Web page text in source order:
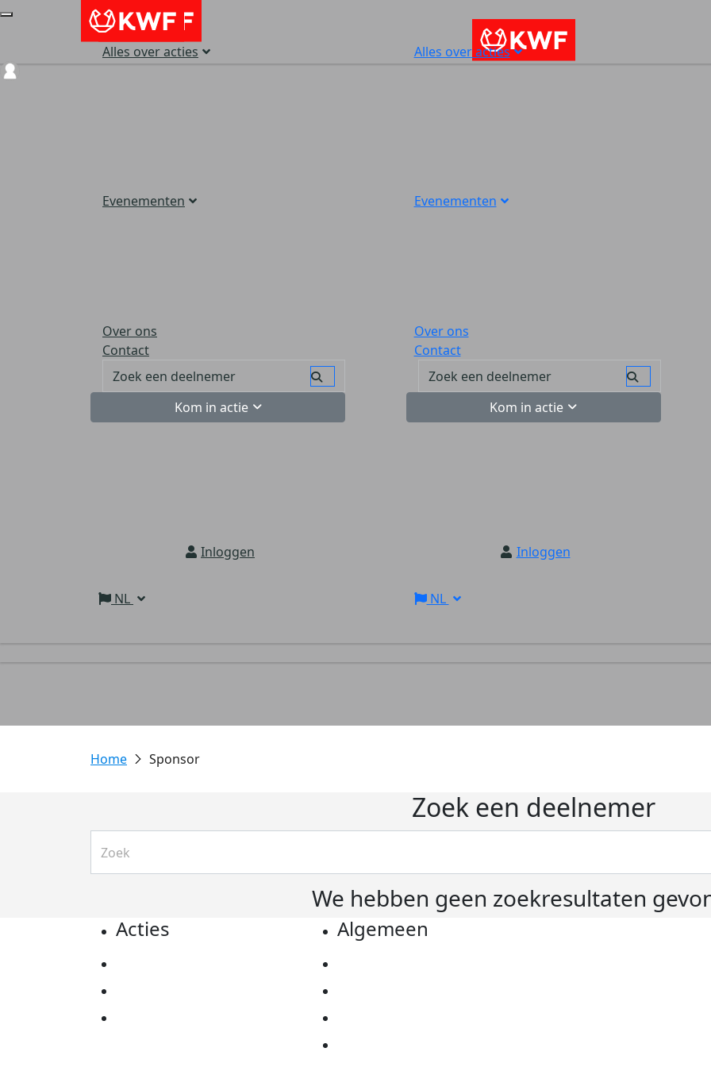
Alles over acties
Evenementen
Over ons
Contact
Kom in actie
Inloggen
NL
Alles over acties
Evenementen
Over ons
Contact
Kom in actie
Inloggen
NL
Sponsor
Zoek een deelnemer
We hebben geen zoekresultaten
Acties Algemeen